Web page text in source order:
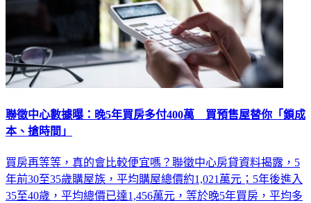
聯徵中心數據曝：晚5年買房多付400萬 買預售屋替你「鎖成
本、搶時間」
買房再等等，真的會比較便宜嗎？聯徵中心房貸資料揭露，5
年前30至35歲購屋族，平均購屋總價約1,021萬元；5年後進入
35至40歲，平均總價已達1,456萬元，等於晚5年買房，平均多